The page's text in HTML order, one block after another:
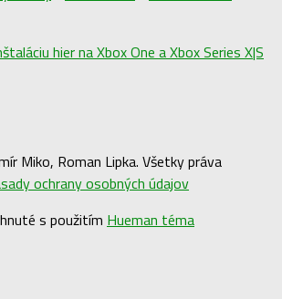
hier na Xbox One a Xbox Series X|S
Miko, Roman Lipka. Všetky práva
ochrany osobných údajov
s použitím Hueman téma